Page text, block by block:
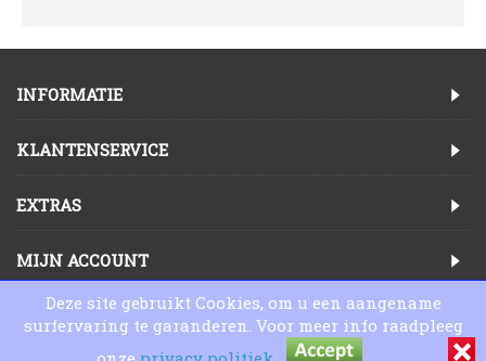
INFORMATIE
KLANTENSERVICE
EXTRAS
MIJN ACCOUNT
Copyright © 2025, Lingeriewinkel Online
Deze site gebruikt Cookies, om u een aangename
surfervaring te garanderen. Voor meer info raadpleeg